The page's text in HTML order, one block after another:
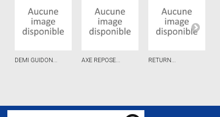
DEMI GUIDON... AXE REPOSE... RETURN...